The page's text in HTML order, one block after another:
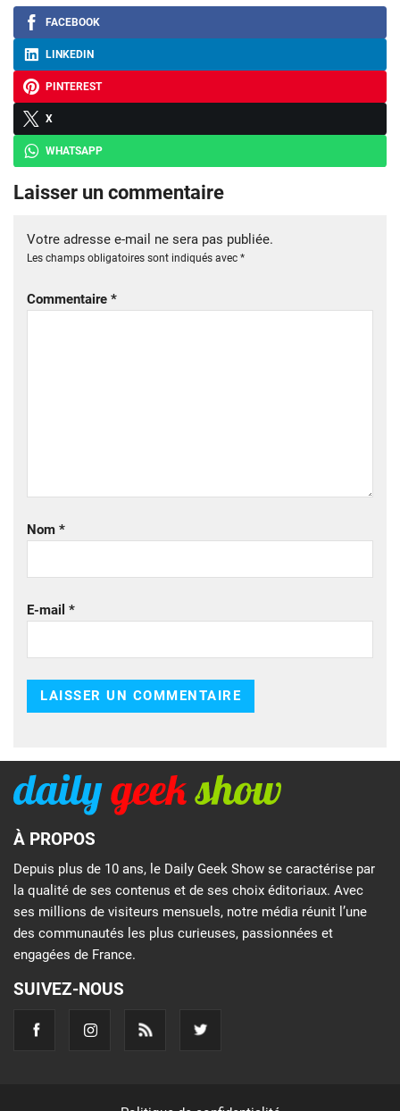
FACEBOOK
LINKEDIN
PINTEREST
X
WHATSAPP
Laisser un commentaire
Votre adresse e-mail ne sera pas publiée.
Les champs obligatoires sont indiqués avec *
Commentaire *
Nom *
E-mail *
À PROPOS
Depuis plus de 10 ans, le Daily Geek Show se caractérise par
la qualité de ses contenus et de ses choix éditoriaux. Avec
ses millions de visiteurs mensuels, notre média réunit l’une
des communautés les plus curieuses, passionnées et
engagées de France.
SUIVEZ-NOUS